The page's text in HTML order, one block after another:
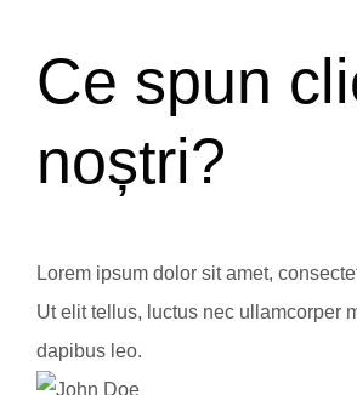
Ce spun
noștri?
Lorem ipsum dolor sit amet,
Ut elit tellus, luctus nec ullamcorper
dapibus leo.